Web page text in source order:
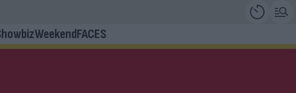
WeekendFACES